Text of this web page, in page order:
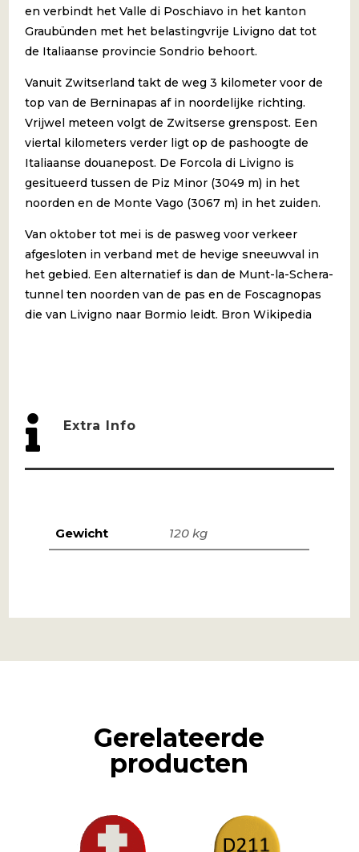
en verbindt het Valle di Poschiavo in het kanton
Graubünden met het belastingvrije Livigno dat tot
de Italiaanse provincie Sondrio behoort.
Vanuit Zwitserland takt de weg 3 kilometer voor de
top van de Berninapas af in noordelijke richting.
Vrijwel meteen volgt de Zwitserse grenspost. Een
viertal kilometers verder ligt op de pashoogte de
Italiaanse douanepost. De Forcola di Livigno is
gesitueerd tussen de Piz Minor (3049 m) in het
noorden en de Monte Vago (3067 m) in het zuiden.
Van oktober tot mei is de pasweg voor verkeer
afgesloten in verband met de hevige sneeuwval in
het gebied. Een alternatief is dan de Munt-la-Schera-
tunnel ten noorden van de pas en de Foscagnopas
die van Livigno naar Bormio leidt. Bron Wikipedia
 Extra Info
Gewicht 120 kg
Gerelateerde
producten